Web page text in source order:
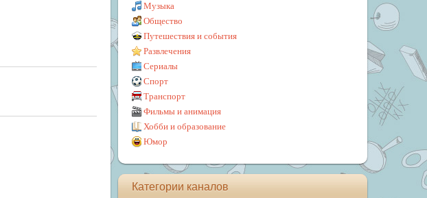
Музыка
Общество
Путешествия и события
Развлечения
Сериалы
Спорт
Транспорт
Фильмы и анимация
Хобби и образование
Юмор
Категории каналов